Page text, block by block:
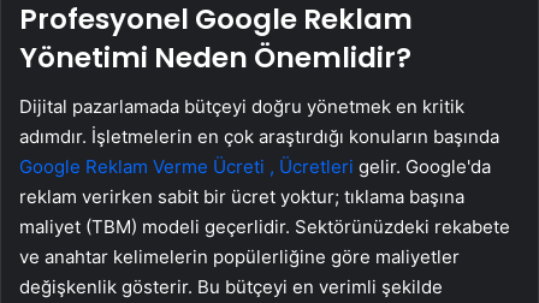
Profesyonel Google Reklam
Yönetimi Neden Önemlidir?
Dijital pazarlamada bütçeyi doğru yönetmek en kritik
adımdır. İşletmelerin en çok araştırdığı konuların başında
Google Reklam Verme Ücreti , Ücretleri gelir. Google'da
reklam verirken sabit bir ücret yoktur; tıklama başına
maliyet (TBM) modeli geçerlidir. Sektörünüzdeki rekabete
ve anahtar kelimelerin popülerliğine göre maliyetler
değişkenlik gösterir. Bu bütçeyi en verimli şekilde